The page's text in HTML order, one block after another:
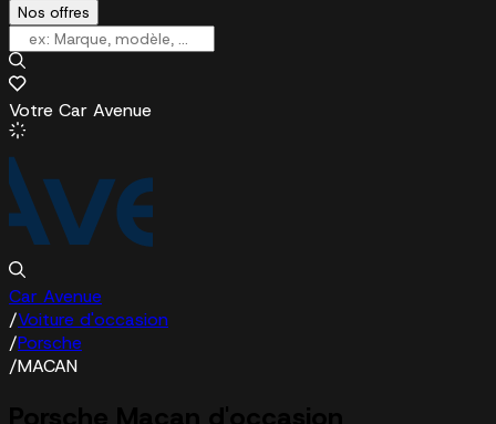
Nos offres
Votre Car Avenue
Car Avenue
/Voiture d'occasion
/Porsche
/MACAN